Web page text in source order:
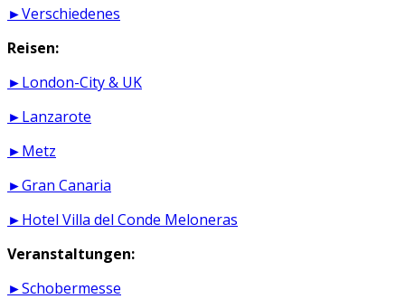
►Verschiedenes
Reisen:
►London-City & UK
►Lanzarote
►Metz
►Gran Canaria
►Hotel Villa del Conde Meloneras
Veranstaltungen:
►Schobermesse